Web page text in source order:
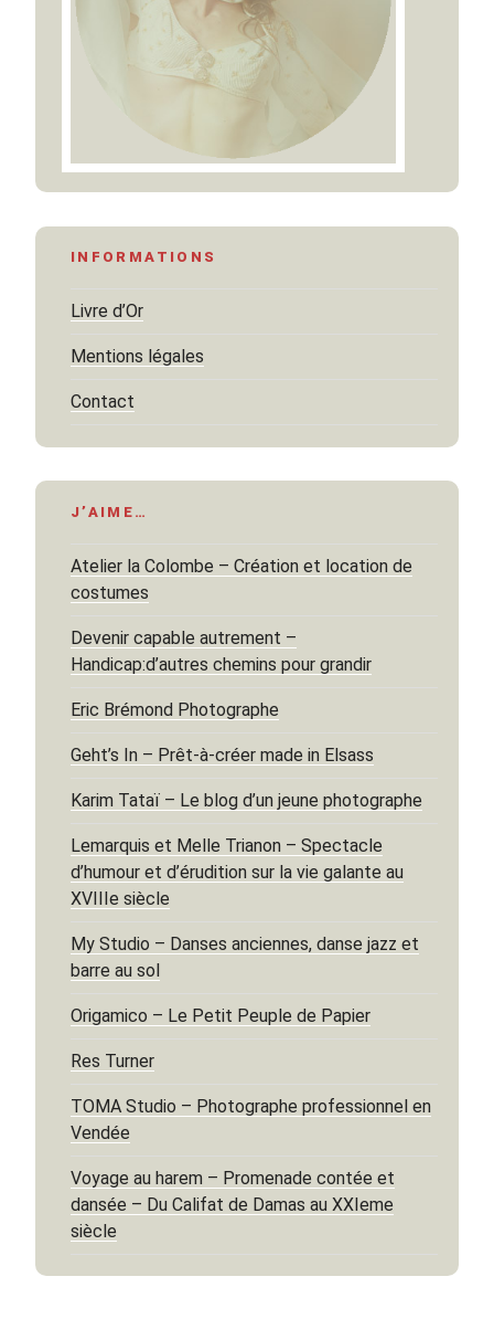
INFORMATIONS
Livre d’Or
Mentions légales
Contact
J’AIME…
Atelier la Colombe – Création et location de
costumes
Devenir capable autrement –
Handicap:d’autres chemins pour grandir
Eric Brémond Photographe
Geht’s In – Prêt-à-créer made in Elsass
Karim Tataï – Le blog d’un jeune photographe
Lemarquis et Melle Trianon – Spectacle
d’humour et d’érudition sur la vie galante au
XVIIIe siècle
My Studio – Danses anciennes, danse jazz et
barre au sol
Origamico – Le Petit Peuple de Papier
Res Turner
TOMA Studio – Photographe professionnel en
Vendée
Voyage au harem – Promenade contée et
dansée – Du Califat de Damas au XXIeme
siècle